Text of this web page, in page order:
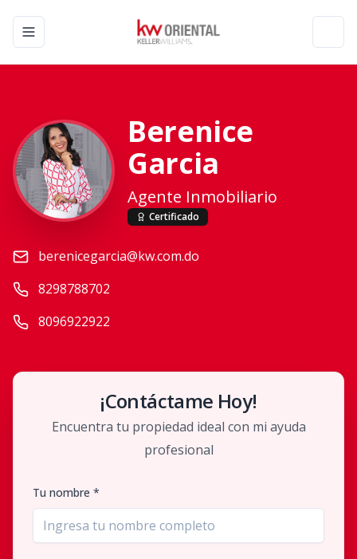
Toggle navigation menu
Berenice
Garcia
Agente Inmobiliario
Certificado
berenicegarcia@kw.com.do
8298788702
8096922922
¡Contáctame Hoy!
Encuentra tu propiedad ideal con mi ayuda
profesional
Tu nombre *